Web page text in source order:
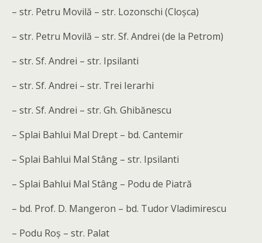
– str. Petru Movilă – str. Lozonschi (Cloșca)
– str. Petru Movilă – str. Sf. Andrei (de la Petrom)
– str. Sf. Andrei – str. Ipsilanti
– str. Sf. Andrei – str. Trei Ierarhi
– str. Sf. Andrei – str. Gh. Ghibănescu
– Splai Bahlui Mal Drept – bd. Cantemir
– Splai Bahlui Mal Stâng – str. Ipsilanti
– Splai Bahlui Mal Stâng – Podu de Piatră
– bd. Prof. D. Mangeron – bd. Tudor Vladimirescu
– Podu Roș – str. Palat